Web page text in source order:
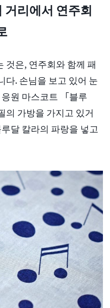
리에서 연주회
것은, 연주회와 함께 패
다. 손님을 보고 있어 눈
원 마스코트 「블루
의 가방을 가지고 있거
달 칼라의 파랑을 넣고